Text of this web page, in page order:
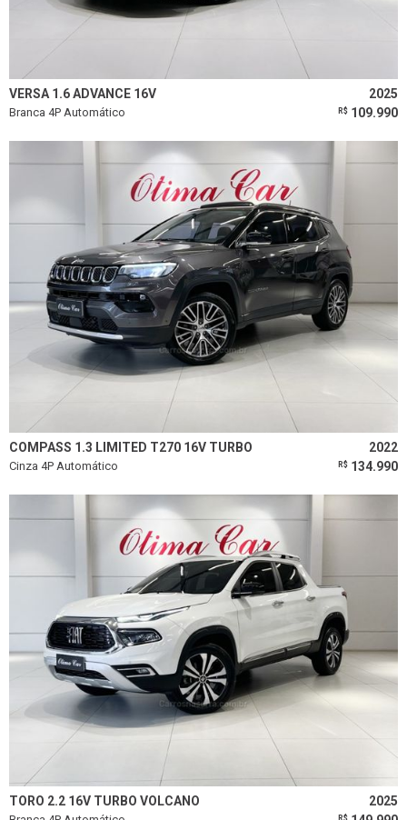
VERSA 1.6 ADVANCE 16V 2025
Branca 4P Automático R$ 109.990
COMPASS 1.3 LIMITED T270 16V TURBO 2022
Cinza 4P Automático R$ 134.990
TORO 2.2 16V TURBO VOLCANO 2025
R$